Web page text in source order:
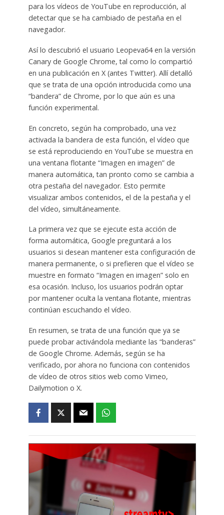
para los vídeos de YouTube en reproducción, al
detectar que se ha cambiado de pestaña en el
navegador.
Así lo descubrió el usuario Leopeva64 en la versión
Canary de Google Chrome, tal como lo compartió
en una publicación en X (antes Twitter). Allí detalló
que se trata de una opción introducida como una
“bandera” de Chrome, por lo que aún es una
función experimental.
En concreto, según ha comprobado, una vez
activada la bandera de esta función, el vídeo que
se está reproduciendo en YouTube se muestra en
una ventana flotante “Imagen en imagen” de
manera automática, tan pronto como se cambia a
otra pestaña del navegador. Esto permite
visualizar ambos contenidos, el de la pestaña y el
del vídeo, simultáneamente.
La primera vez que se ejecute esta acción de
forma automática, Google preguntará a los
usuarios si desean mantener esta configuración de
manera permanente, o si prefieren que el vídeo se
muestre en formato “Imagen en imagen” solo en
esa ocasión. Incluso, los usuarios podrán optar
por mantener oculta la ventana flotante, mientras
continúan escuchando el vídeo.
En resumen, se trata de una función que ya se
puede probar activándola mediante las “banderas”
de Google Chrome. Además, según se ha
verificado, por ahora no funciona con contenidos
de vídeo de otros sitios web como Vimeo,
Dailymotion o X.